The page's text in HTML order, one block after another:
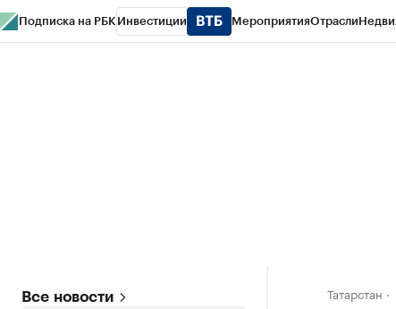
Подписка на РБК Инвестиции МероприятияОтрасли
Все новости Татарстан